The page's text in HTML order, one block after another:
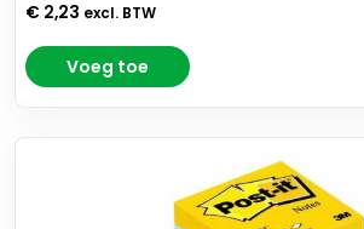
€ 2,23 excl. BTW
Voeg toe